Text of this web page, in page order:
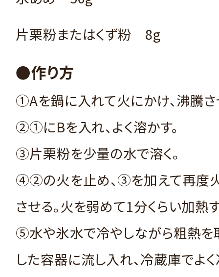
片栗粉またはくず粉 8g
●作り方
①Aを鍋に入れて火にかけ、沸騰さ
②①にBを入れ、よく溶かす。
③片栗粉を少量の水で溶く。
④②の火を止め、③を加えて再度
させる。火を弱めて1分くらい加熱
⑤水や氷水で冷やしながら粗熱を
した容器に流し入れ、冷蔵庫でよく